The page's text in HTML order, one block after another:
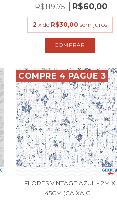
R$119,75 R$60,00
2 x de R$30,00 sem juros
COMPRE 4 PAGUE 3
FLORES VINTAGE AZUL - 2M X
45CM (CAIXA C...